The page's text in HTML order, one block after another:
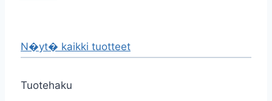
N�yt� kaikki tuotteet
Tuotehaku